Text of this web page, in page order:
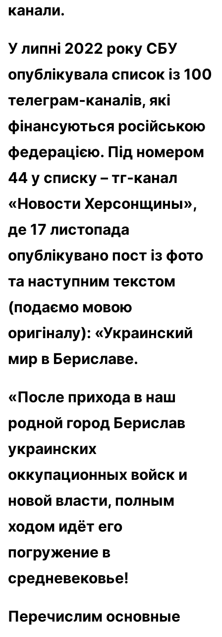
канали.
У липні 2022 року СБУ
опублікувала список із 100
телеграм-каналів, які
фінансуються російською
федерацією. Під номером
44 у списку – тг-канал
«Новости Херсонщины»,
де 17 листопада
опублікувано пост із фото
та наступним текстом
(подаємо мовою
оригіналу): «Украинский
мир в Бериславе.
«После прихода в наш
родной город Берислав
украинских
оккупационных войск и
новой власти, полным
ходом идёт его
погружение в
средневековье!
Перечислим основные